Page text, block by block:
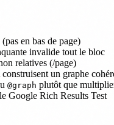
en bas de page)
invalide tout le bloc
relatives (/page)
un graphe
@graph plutôt que
Google Rich Results Test